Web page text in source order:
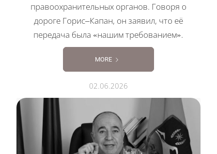
правоохранительных органов. Говоря о
дороге Горис–Капан, он заявил, что её
передача была «нашим требованием».
MORE
02.06.2026